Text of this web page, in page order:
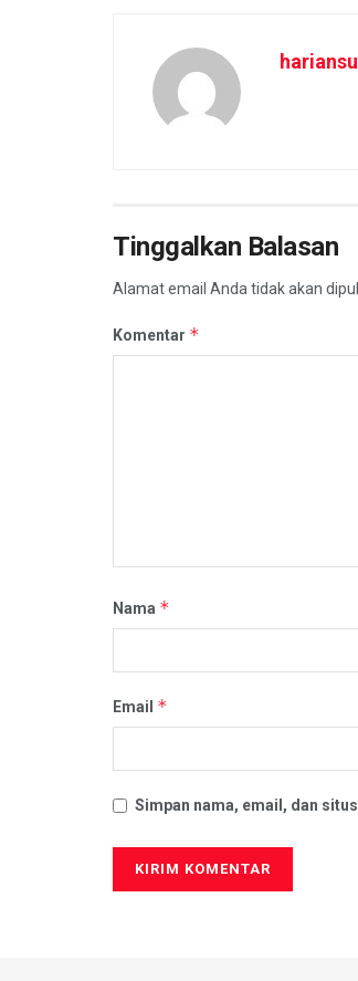
Tinggalkan Balasan
Alamat email Anda tidak akan
Komentar *
Nama *
Email *
Simpan nama, email, dan